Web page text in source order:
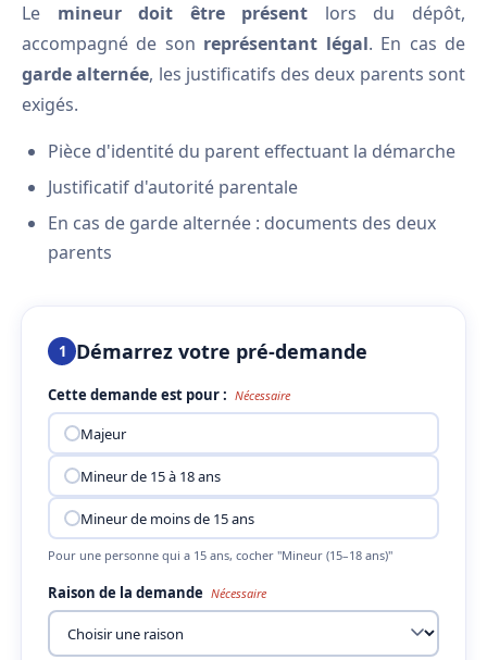
Le mineur doit être présent lors du dépôt,
accompagné de son représentant légal. En cas de
garde alternée, les justificatifs des deux parents sont
exigés.
Pièce d'identité du parent effectuant la démarche
Justificatif d'autorité parentale
En cas de garde alternée : documents des deux
parents
1 Démarrez votre pré-demande
Cette demande est pour : Nécessaire
Majeur
Mineur de 15 à 18 ans
Mineur de moins de 15 ans
Pour une personne qui a 15 ans, cocher "Mineur (15–18 ans)"
Raison de la demande Nécessaire